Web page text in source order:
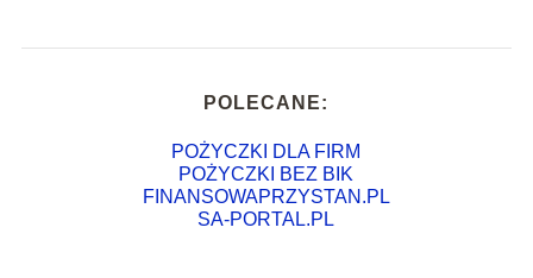
POLECANE:
POŻYCZKI DLA FIRM
POŻYCZKI BEZ BIK
FINANSOWAPRZYSTAN.PL
SA-PORTAL.PL